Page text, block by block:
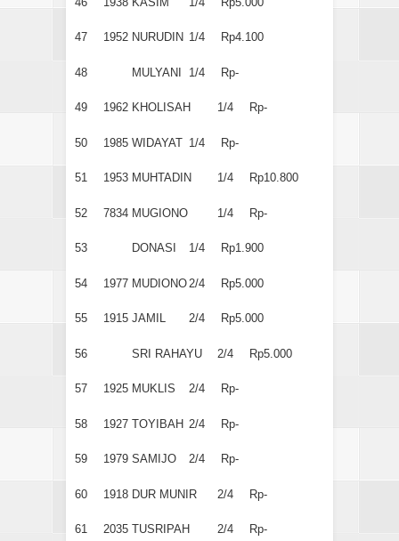
47 1952 NURUDIN 1/4 Rp4.100
48 MULYANI 1/4 Rp-
49 1962 KHOLISAH 1/4 Rp-
50 1985 WIDAYAT 1/4 Rp-
51 1953 MUHTADIN 1/4 Rp10.800
52 7834 MUGIONO 1/4 Rp-
53 DONASI 1/4 Rp1.900
54 1977 MUDIONO 2/4 Rp5.000
55 1915 JAMIL 2/4 Rp5.000
56 SRI RAHAYU 2/4 Rp5.000
57 1925 MUKLIS 2/4 Rp-
58 1927 TOYIBAH 2/4 Rp-
59 1979 SAMIJO 2/4 Rp-
60 1918 DUR MUNIR 2/4 Rp-
61 2035 TUSRIPAH 2/4 Rp-